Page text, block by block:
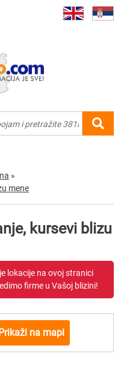
»
mene
kursevi blizu
lokacije na ovoj stranici
firme u Vašoj blizini!
na mapi